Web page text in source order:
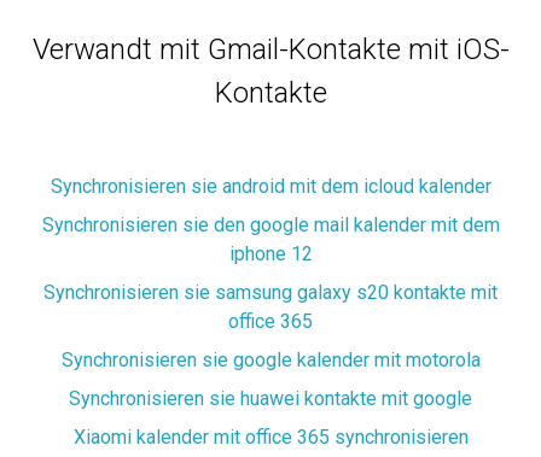
Verwandt mit Gmail-Kontakte mit iOS-
Kontakte
Synchronisieren sie android mit dem icloud kalender
Synchronisieren sie den google mail kalender mit dem
iphone 12
Synchronisieren sie samsung galaxy s20 kontakte mit
office 365
Synchronisieren sie google kalender mit motorola
Synchronisieren sie huawei kontakte mit google
Xiaomi kalender mit office 365 synchronisieren